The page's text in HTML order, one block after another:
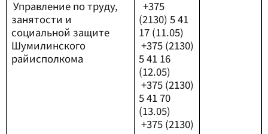
Управление по труду,
занятости и
социальной защите
Шумилинского
райисполкома
+375
(2130) 5 41
17 (11.05)
+375 (2130)
5 41 16
(12.05)
+375 (2130)
5 41 70
(13.05)
+375 (2130)